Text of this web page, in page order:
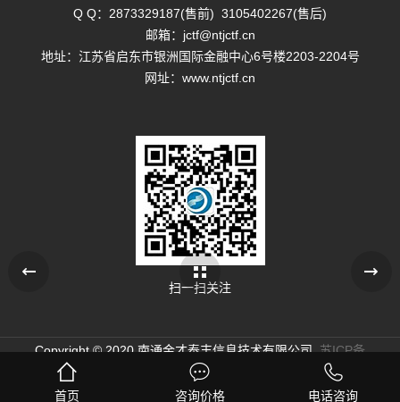
Q Q： 2873329187(售前) 3105402267(售后)
邮箱： jctf@ntjctf.cn
地址：江苏省启东市银洲国际金融中心6号楼2203-2204号
网址： www.ntjctf.cn
扫一扫关注
Copyright © 2020 南通金才泰丰信息技术有限公司苏ICP备
13028904号-1
苏公网安备32068102810141号
苏公网
首页 咨询价格 电话咨询